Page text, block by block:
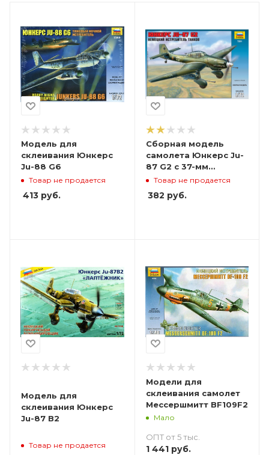
Модель для
склеивания Юнкерс
Ju-88 G6
Товар не продается
413 руб.
Сборная модель
самолета Юнкерс Ju-
87 G2 с 37-мм
пушками
Товар не продается
382 руб.
Модель для
склеивания Юнкерс
Ju-87 B2
Товар не продается
Модели для
склеивания самолет
Мессершмитт BF109F2
Мало
ОПТ от 5 тыс.
1 441руб.